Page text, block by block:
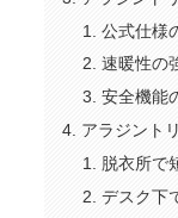
公式仕様
速暖性の
安全機能
アラジント
脱衣所で
デスク下